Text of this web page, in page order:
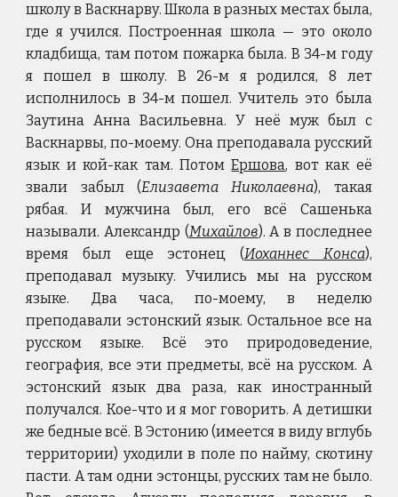
школу в Васкнарву. Школа в разных местах была,
где я учился. Построенная школа — это около
кладбища, там потом пожарка была. В 34-м году
я пошел в школу. В 26-м я родился, 8 лет
исполнилось в 34-м пошел. Учитель это была
Заутина Анна Васильевна. У неё муж был с
Васкнарвы, по-моему. Она преподавала русский
язык и кой-как там. ПотомЕршова, вот как её
звали забыл (Елизавета Николаевна), такая
рябая. И мужчина был, его всё Сашенька
называли. Александр (Михайлов). А в последнее
время был еще эстонец (Иоханнес Конса),
преподавал музыку. Учились мы на русском
языке. Два часа, по-моему, в неделю
преподавали эстонский язык. Остальное все на
русском языке. Всё это природоведение,
география, все эти предметы, всё на русском. А
эстонский язык два раза, как иностранный
получался. Кое-что и я мог говорить. А детишки
же бедные всё. В Эстонию (имеется в виду вглубь
территории) уходили в поле по найму, скотину
пасти. А там одни эстонцы, русских там не было.